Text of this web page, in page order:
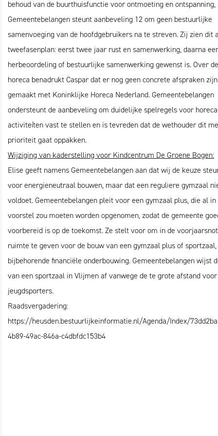
behoud van de buurthuisfunctie voor ontmoeting en ontspanning,
Gemeentebelangen steunt aanbeveling 12 om geen bestuurlijke
samenvoeging van de hoofdgebruikers na te streven. Zij zien dit
tweefasenplan: eerst twee jaar rust en samenwerking, daarna
herbeoordeling of bestuurlijke samenwerking gewenst is. Over de
horeca benadrukt Caspar dat er nog geen concrete afspraken zijn
gemaakt met Koninklijke Horeca Nederland. Gemeentebelangen
ondersteunt de aanbeveling om duidelijke spelregels voor
activiteíten vast te stellen en is tevreden dat de wethouder dit
prioriteit gaat oppakken.
Wijziging van kaderstelling voor Kindcentrum De Groene Bogen:
Elise geeft namens Gemeentebelangen aan dat wij de keuze
voor energieneutraal bouwen, maar dat een reguliere gymzaal
voldoet. Gemeentebelangen pleit voor een gymzaal plus, die al in
voorstel zou moeten worden opgenomen, zodat de gemeente
voorbereid is op de toekomst. Ze stelt voor om in de
ruimte te geven voor de bouw van een gymzaal plus of
bijbehorende financiële onderbouwing. Gemeentebelangen wijst
van een sportzaal in Vlijmen af vanwege de te grote afstand voor
jeugdsporters.
Raadsvergadering:
https://heusden.bestuurlijkeinformatie.nl/Agenda/Index/
4b89-49ac-846a-c4dbfdc153b4